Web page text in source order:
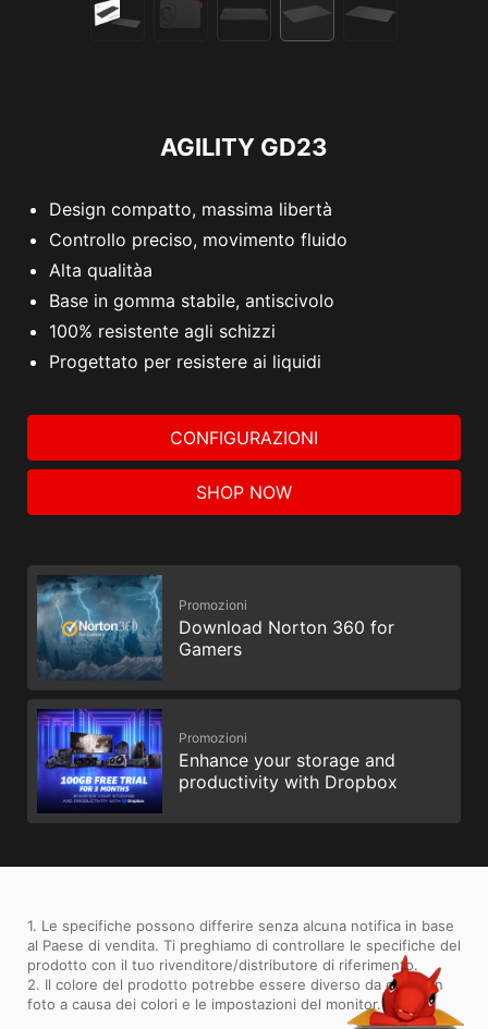
AGILITY GD23
Design compatto, massima libertà
Controllo preciso, movimento fluido
Alta qualitàa
Base in gomma stabile, antiscivolo
100% resistente agli schizzi
Progettato per resistere ai liquidi
CONFIGURAZIONI
SHOP NOW
Promozioni
Download Norton 360 for
Gamers
Promozioni
Enhance your storage and
productivity with Dropbox
1. Le specifiche possono differire senza alcuna notifica in base
al Paese di vendita. Ti preghiamo di controllare le specifiche del
prodotto con il tuo rivenditore/distributore di riferimento.
2. Il colore del prodotto potrebbe essere diverso da quello in
foto a causa dei colori e le impostazioni del monitor.